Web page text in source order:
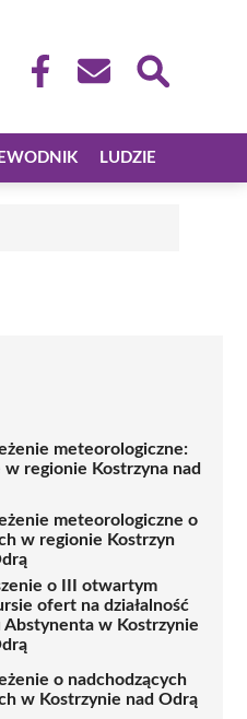
LUDZIE
meteorologiczne:
w regionie Kostrzyna nad
meteorologiczne o
w regionie Kostrzyn
o III otwartym
ofert na działalność
Abstynenta w Kostrzynie
o nadchodzących
w Kostrzynie nad Odrą